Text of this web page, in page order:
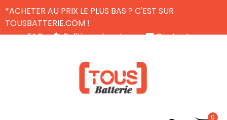
*ACHETER AU PRIX LE PLUS BAS ? C'EST SUR
TOUSBATTERIE.COM !
FAQ
Politique de retour
Contactez-nous
0